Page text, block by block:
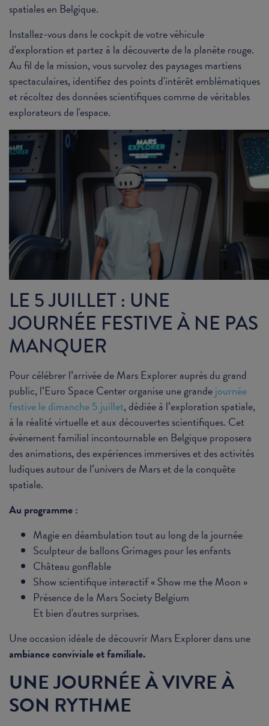
spatiales en Belgique.
Installez-vous dans le cockpit de votre véhicule
d'exploration et partez à la découverte de la planète rouge.
Au fil de la mission, vous survolez des paysages martiens
spectaculaires, identifiez des points d'intérêt emblématiques
et récoltez des données scientifiques comme de véritables
explorateurs de l'espace.
LE 5 JUILLET : UNE
JOURNÉE FESTIVE À NE PAS
MANQUER
Pour célébrer l’arrivée de Mars Explorer auprès du grand
public, l’Euro Space Center organise une grandejournée
festive le dimanche 5 juillet, dédiée à l’exploration spatiale,
à la réalité virtuelle et aux découvertes scientifiques. Cet
événement familial incontournable en Belgique proposera
des animations, des expériences immersives et des activités
ludiques autour de l’univers de Mars et de la conquête
spatiale.
Au programme :
Magie en déambulation tout au long de la journée
Sculpteur de ballons Grimages pour les enfants
Château gonflable
Show scientifique interactif « Show me the Moon »
Présence de la Mars Society Belgium
Et bien d'autres surprises.
Une occasion idéale de découvrir Mars Explorer dans une
ambiance conviviale et familiale.
UNE JOURNÉE À VIVRE À
SON RYTHME